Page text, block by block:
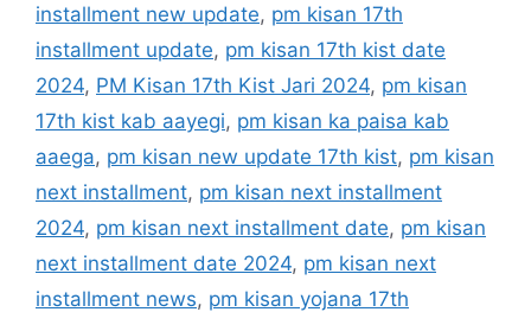
installment new update, pm kisan 17th
installment update, pm kisan 17th kist date
2024, PM Kisan 17th Kist Jari 2024, pm kisan
17th kist kab aayegi, pm kisan ka paisa kab
aaega, pm kisan new update 17th kist, pm kisan
next installment, pm kisan next installment
2024, pm kisan next installment date, pm kisan
next installment date 2024, pm kisan next
installment news, pm kisan yojana 17th